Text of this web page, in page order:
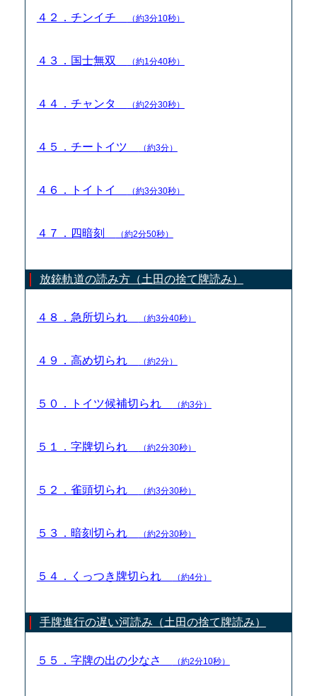
４２．チンイチ （約3分10秒）
４３．国士無双 （約1分40秒）
４４．チャンタ （約2分30秒）
４５．チートイツ （約3分）
４６．トイトイ （約3分30秒）
４７．四暗刻 （約2分50秒）
放銃軌道の読み方（土田の捨て牌読み）
４８．急所切られ （約3分40秒）
４９．高め切られ （約2分）
５０．トイツ候補切られ （約3分）
５１．字牌切られ （約2分30秒）
５２．雀頭切られ （約3分30秒）
５３．暗刻切られ （約2分30秒）
５４．くっつき牌切られ （約4分）
手牌進行の遅い河読み（土田の捨て牌読み）
５５．字牌の出の少なさ （約2分10秒）